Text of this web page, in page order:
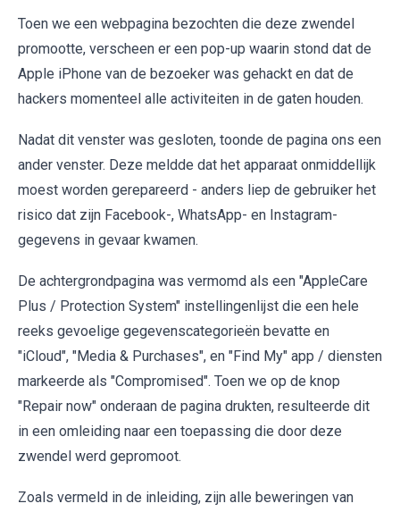
Toen we een webpagina bezochten die deze zwendel
promootte, verscheen er een pop-up waarin stond dat de
Apple iPhone van de bezoeker was gehackt en dat de
hackers momenteel alle activiteiten in de gaten houden.
Nadat dit venster was gesloten, toonde de pagina ons een
ander venster. Deze meldde dat het apparaat onmiddellijk
moest worden gerepareerd - anders liep de gebruiker het
risico dat zijn Facebook-, WhatsApp- en Instagram-
gegevens in gevaar kwamen.
De achtergrondpagina was vermomd als een "AppleCare
Plus / Protection System" instellingenlijst die een hele
reeks gevoelige gegevenscategorieën bevatte en
"iCloud", "Media & Purchases", en "Find My" app / diensten
markeerde als "Compromised". Toen we op de knop
"Repair now" onderaan de pagina drukten, resulteerde dit
in een omleiding naar een toepassing die door deze
zwendel werd gepromoot.
Zoals vermeld in de inleiding, zijn alle beweringen van